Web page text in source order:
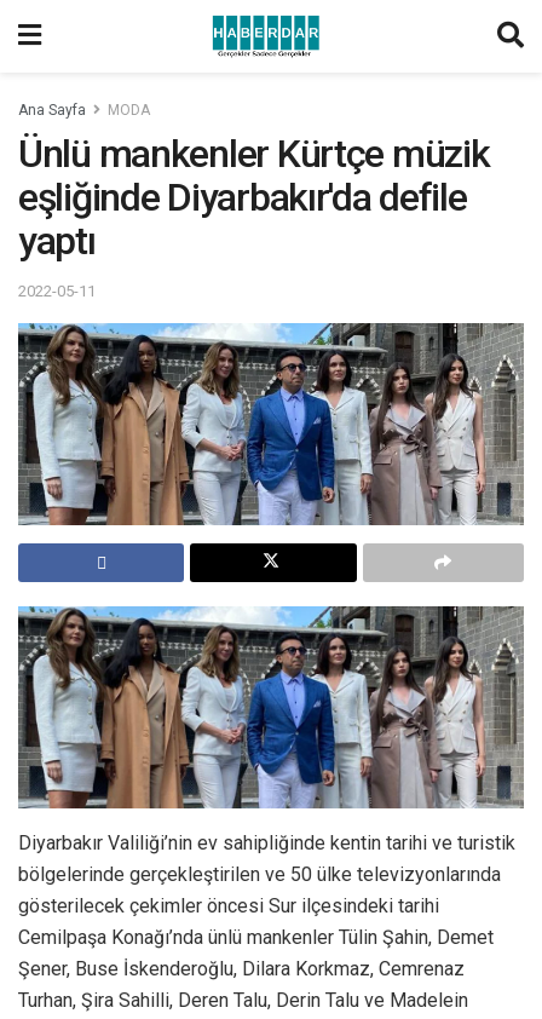
Ana Sayfa MODA
Ünlü mankenler Kürtçe müzik
eşliğinde Diyarbakır'da defile
yaptı
2022-05-11
Diyarbakır Valiliği’nin ev sahipliğinde kentin tarihi ve turistik
bölgelerinde gerçekleştirilen ve 50 ülke televizyonlarında
gösterilecek çekimler öncesi Sur ilçesindeki tarihi
Cemilpaşa Konağı’nda ünlü mankenler Tülin Şahin, Demet
Şener, Buse İskenderoğlu, Dilara Korkmaz, Cemrenaz
Turhan, Şira Sahilli, Deren Talu, Derin Talu ve Madelein